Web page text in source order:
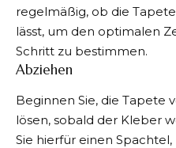
regelmäßig, ob die
lässt, um den optimalen
Schritt zu bestimmen.
Abziehen
Beginnen Sie, die Tapete
lösen, sobald der Kleber
Sie hierfür einen